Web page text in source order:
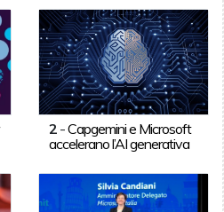
2 -Capgemini e Microsoft
accelerano l’AI generativa